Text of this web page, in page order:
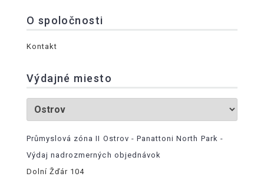
O spoločnosti
Kontakt
Výdajné miesto
Průmyslová zóna II Ostrov - Panattoni North Park -
Výdaj nadrozmerných objednávok
Dolní Žďár 104